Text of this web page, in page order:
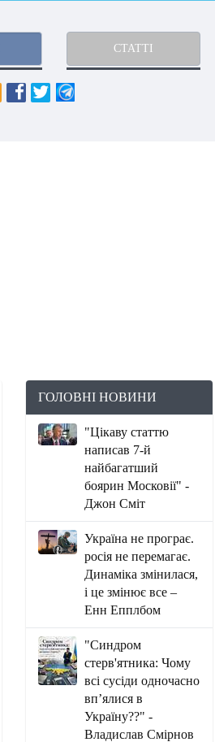
СТАТТІ
ГОЛОВНІ НОВИНИ
"Цікаву статтю
написав 7-й
найбагатший
боярин Московії" -
Джон Сміт
Україна не програє.
росія не перемагає.
Динаміка змінилася,
і це змінює все –
Енн Епплбом
"Синдром
стерв'ятника: Чому
всі сусіди одночасно
вп’ялися в
Україну??" -
Владислав Смірнов